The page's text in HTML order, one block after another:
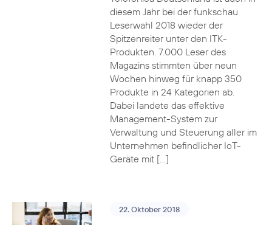
diesem Jahr bei der funkschau
Leserwahl 2018 wieder der
Spitzenreiter unter den ITK-
Produkten. 7.000 Leser des
Magazins stimmten über neun
Wochen hinweg für knapp 350
Produkte in 24 Kategorien ab.
Dabei landete das effektive
Management-System zur
Verwaltung und Steuerung aller im
Unternehmen befindlicher IoT-
Geräte mit […]
22. Oktober 2018